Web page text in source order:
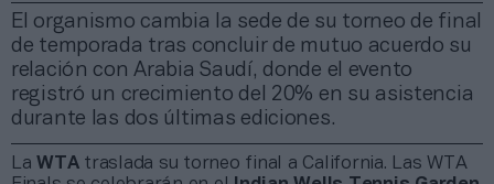
El organismo cambia la sede de su torneo de final
de temporada tras concluir de mutuo acuerdo su
relación con Arabia Saudí, donde el evento
registró un crecimiento del 20% en su asistencia
durante las dos últimas ediciones.
La WTAtraslada su torneo final a California. Las WTA